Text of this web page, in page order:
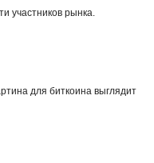
участников рынка.
для биткоина выглядит